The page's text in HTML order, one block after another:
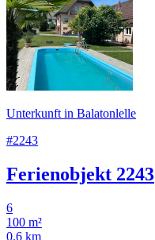
Unterkunft in Balatonlelle
#2243
Ferienobjekt 2243
6
100 m²
0.6 km